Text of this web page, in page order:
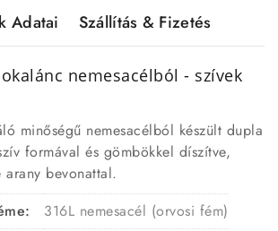
Adatai Szállítás & Fizetés
nemesacélból - szívek
minőségű nemesacélból készült dupla
formával és gömbökkel díszítve,
bevonattal.
316L nemesacél (orvosi fém)